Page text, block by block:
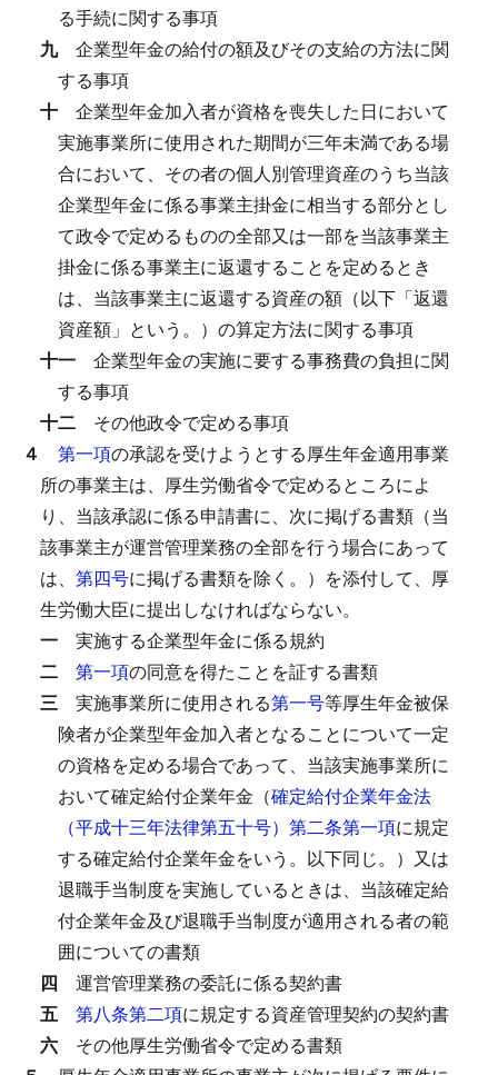
る手続に関する事項
九 企業型年金の給付の額及びその支給の方法に関
する事項
十 企業型年金加入者が資格を喪失した日において
実施事業所に使用された期間が三年未満である場
合において、その者の個人別管理資産のうち当該
企業型年金に係る事業主掛金に相当する部分とし
て政令で定めるものの全部又は一部を当該事業主
掛金に係る事業主に返還することを定めるとき
は、当該事業主に返還する資産の額（以下「返還
資産額」という。）の算定方法に関する事項
十一 企業型年金の実施に要する事務費の負担に関
する事項
十二 その他政令で定める事項
４ 第一項の承認を受けようとする厚生年金適用事業
所の事業主は、厚生労働省令で定めるところによ
り、当該承認に係る申請書に、次に掲げる書類（当
該事業主が運営管理業務の全部を行う場合にあって
は、 第四号に掲げる書類を除く。）を添付して、厚
生労働大臣に提出しなければならない。
一 実施する企業型年金に係る規約
二 第一項の同意を得たことを証する書類
三 実施事業所に使用される第一号等厚生年金被保
険者が企業型年金加入者となることについて一定
の資格を定める場合であって、当該実施事業所に
おいて確定給付企業年金（確定給付企業年金法
（平成十三年法律第五十号）第二条第一項に規定
する確定給付企業年金をいう。以下同じ。）又は
退職手当制度を実施しているときは、当該確定給
付企業年金及び退職手当制度が適用される者の範
囲についての書類
四 運営管理業務の委託に係る契約書
五 第八条第二項に規定する資産管理契約の契約書
六 その他厚生労働省令で定める書類